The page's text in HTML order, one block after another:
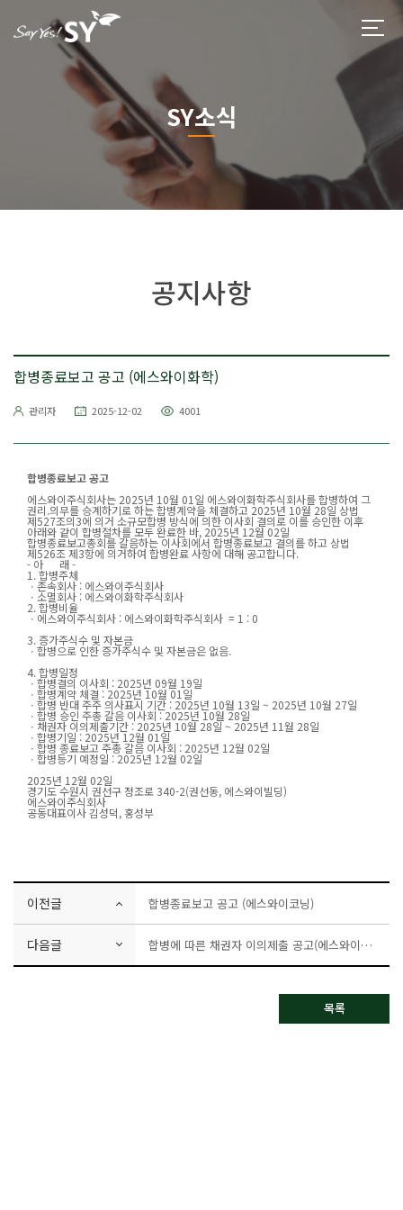
SY소식
공지사항
합병종료보고 공고 (에스와이화학)
관리자 2025-12-02 4001
합병종료보고 공고
에스와이주식회사는 2025년 10월 01일 에스와이화학주식회사를 합병하여 그
권리.의무를 승계하기로 하는 합병계약을 체결하고 2025년 10월 28일 상법
제527조의3에 의거 소규모합병 방식에 의한 이사회 결의로 이를 승인한 이후
아래와 같이 합병절차를 모두 완료한 바, 2025년 12월 02일
합병종료보고총회를 갈음하는 이사회에서 합병종료보고 결의를 하고 상법
제526조 제3항에 의거하여 합병완료 사항에 대해 공고합니다.
- 아 래 -
1. 합병주체
ㆍ존속회사 : 에스와이주식회사
ㆍ소멸회사 : 에스와이화학주식회사
2. 합병비율
ㆍ에스와이주식회사 : 에스와이화학주식회사 = 1 : 0
3. 증가주식수 및 자본금
ㆍ합병으로 인한 증가주식수 및 자본금은 없음.
4. 합병일정
ㆍ합병결의 이사회 : 2025년 09월 19일
ㆍ합병계약 체결 : 2025년 10월 01일
ㆍ합병 반대 주주 의사표시 기간 : 2025년 10월 13일 ~ 2025년 10월 27일
ㆍ합병 승인 주총 갈음 이사회 : 2025년 10월 28일
ㆍ채권자 이의제출기간 : 2025년 10월 28일 ~ 2025년 11월 28일
ㆍ합병기일 : 2025년 12월 01일
ㆍ합병 종료보고 주총 갈음 이사회 : 2025년 12월 02일
ㆍ합병등기 예정일 : 2025년 12월 02일
2025년 12월 02일
경기도 수원시 권선구 정조로 340-2(권선동, 에스와이빌딩)
에스와이주식회사
공동대표이사 김성덕, 홍성부
이전글 합병종료보고 공고 (에스와이코닝)
다음글 합병에 따른 채권자 이의제출 공고(에스와이코닝)
목록